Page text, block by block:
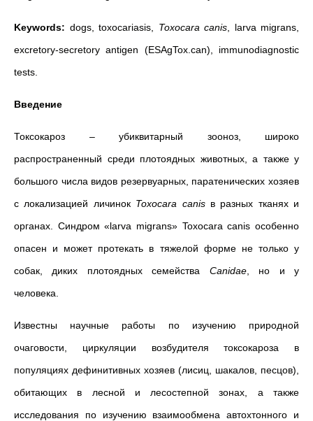
Keywords: dogs, toxocariasis, Toxocara canis , larva migrans,
excretory-secretory antigen (ESAgTox.can), immunodiagnostic
tests.
Введение
Токсокароз – убиквитарный зооноз, широко
распространенный среди плотоядных животных, а также у
большого числа видов резервуарных, паратенических хозяев
с локализацией личинок Toxocara canisв разных тканях и
органах. Синдром «larva migrans» Toxocara canis особенно
опасен и может протекать в тяжелой форме не только у
собак, диких плотоядных семейства Canidae, но и у
человека.
Известны научные работы по изучению природной
очаговости, циркуляции возбудителя токсокароза в
популяциях дефинитивных хозяев (лисиц, шакалов, песцов),
обитающих в лесной и лесостепной зонах, а также
исследования по изучению взаимообмена автохтонного и